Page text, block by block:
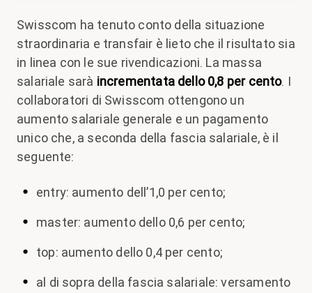
Swisscom ha tenuto conto della situazione
straordinaria e transfair è lieto che il risultato sia
in linea con le sue rivendicazioni. La massa
salariale sarà incrementata dello 0,8 per cento. I
collaboratori di Swisscom ottengono un
aumento salariale generale e un pagamento
unico che, a seconda della fascia salariale, è il
seguente:
entry: aumento dell’1,0 per cento;
master: aumento dello 0,6 per cento;
top: aumento dello 0,4 per cento;
al di sopra della fascia salariale: versamento